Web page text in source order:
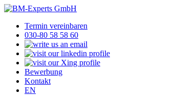
Termin vereinbaren
030-80 58 58 60
Bewerbung
Kontakt
EN